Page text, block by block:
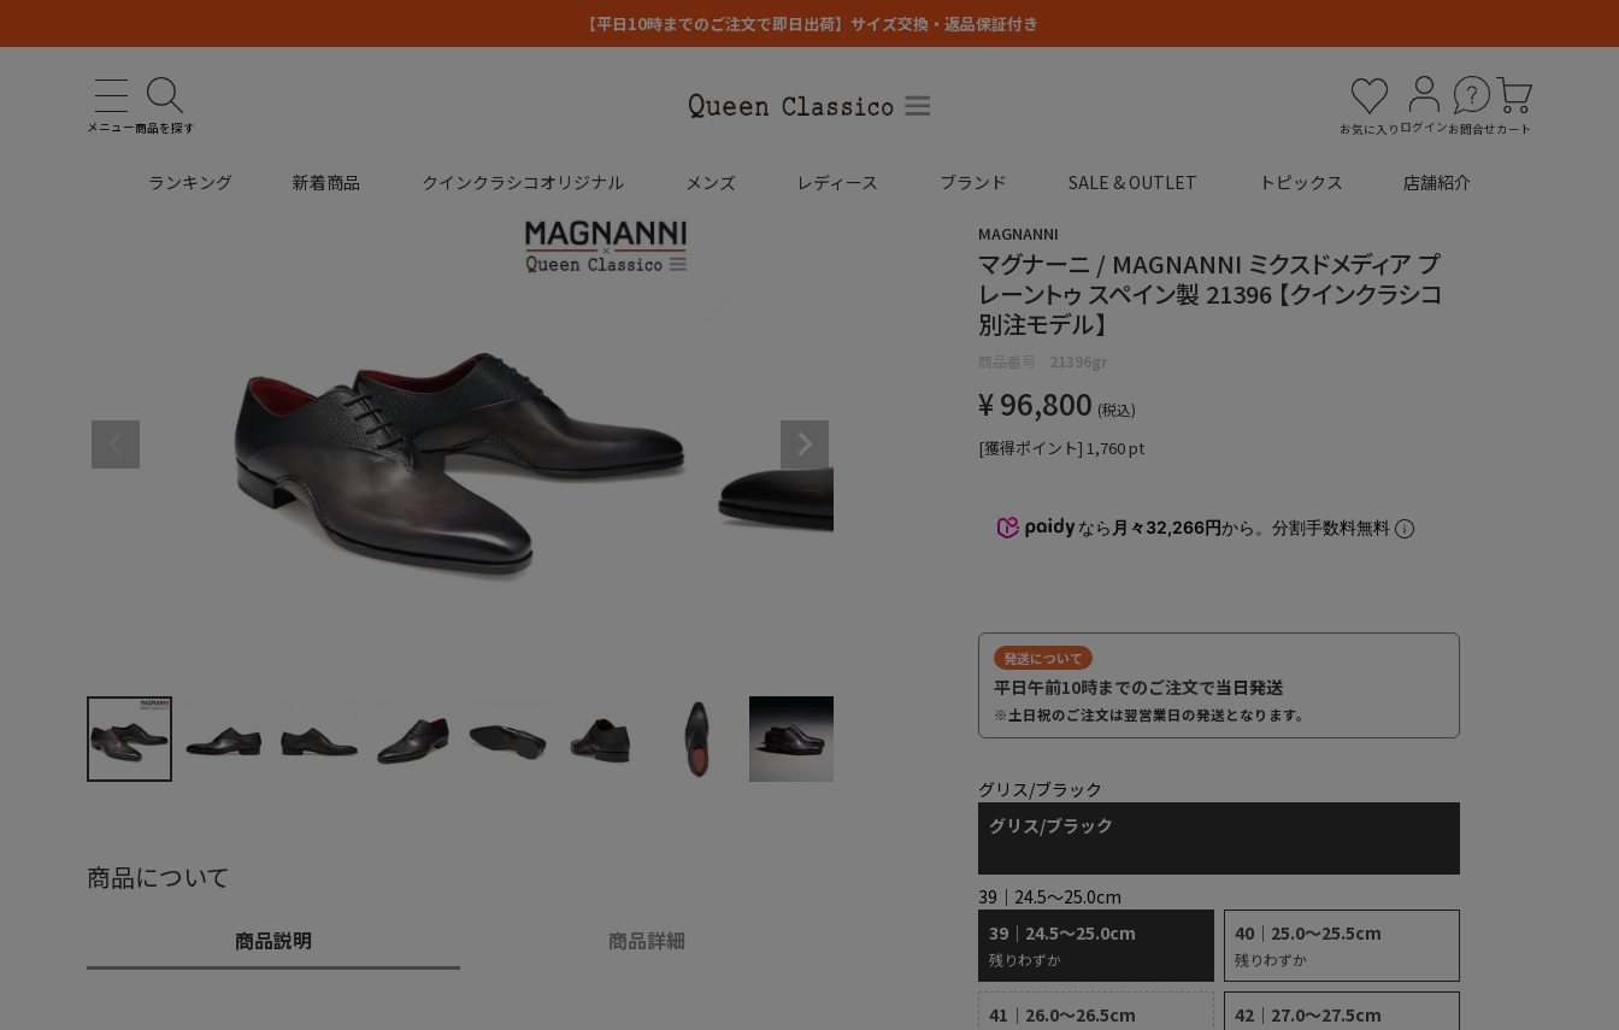
【平日10時までのご注文で即日出荷】サイズ交換・返品保証付き
メニュー商品を探す お気に入り ログインお問合せカート
ランキング 新着商品 クインクラシコオリジナル メンズ レディース ブランド SALE & OUTLET トピックス 店舗紹介
MAGNANNI
マグナーニ / MAGNANNI ミクスドメディア プ
レーントゥ スペイン製 21396 【クインクラシコ
別注モデル】
商品番号 21396gr
¥96,800 税込
[獲得ポイント] 1,760 pt
なら 月々32,266円から。分割手数料無料
発送について
平日午前10時までのご注文で当日発送
※土日祝のご注文は翌営業日の発送となります。
39｜24.5～25.0cm
39｜24.5～25.0cm
残りわずか
40｜25.0～25.5cm
残りわずか
41｜26.0～26.5cm 42｜27.0～27.5cm
グリス/ブラック
グリス/ブラック
商品について
商品説明 商品詳細